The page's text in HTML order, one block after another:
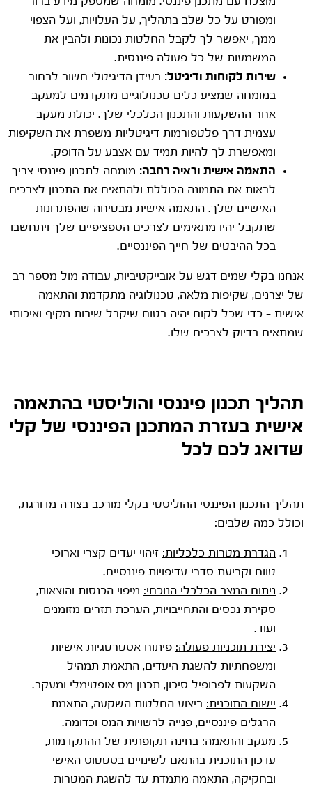
ומפורט על כל שלב בתהליך, על העלויות, ועל הצפוי
ממך, יאפשר לך לקבל החלטות נכונות ולהבין את
המשמעות של כל פעולה פיננסית.
שירות לקוחות ודיגיטל: בעידן הדיגיטלי חשוב לבחור
במומחה שמציע כלים טכנולוגיים מתקדמים למעקב
אחר ההשקעות והתכנון הכלכלי שלך. יכולת מעקב
עצמית דרך פלטפורמות דיגיטליות משפרת את השקיפות
ומאפשרת לך להיות תמיד עם אצבע על הדופק.
התאמה אישית וראיה רחבה: מומחה לתכנון פיננסי צריך
לראות את התמונה הכוללת ולהתאים את התכנון לצרכים
האישיים שלך. התאמה אישית מבטיחה שהפתרונות
שתקבל יהיו מתאימים לצרכים הספציפיים שלך ויתחשבו
בכל ההיבטים של חייך הפיננסיים.
אנחנו בקלי שמים דגש על אובייקטיביות, עבודה מול מספר רב
של יצרנים, שקיפות מלאה, טכנולוגיה מתקדמת והתאמה
אישית – כדי שכל לקוח יהיה בטוח שיקבל שירות מקיף ואיכותי
שמתאים בדיוק לצרכים שלו.
תהליך תכנון פיננסי והוליסטי בהתאמה
אישית בעזרת המתכנן הפיננסי של קלי
שדואג לכם לכל
תהליך התכנון הפיננסי ההוליסטי בקלי מורכב בצורה מדורגת,
וכולל כמה שלבים:
הגדרת מטרות כלכליות: זיהוי יעדים קצרי וארוכי
טווח וקביעת סדרי עדיפויות פיננסיים.
ניתוח המצב הכלכלי הנוכחי: מיפוי הכנסות והוצאות,
סקירת נכסים והתחייבויות, הערכת תזרים מזומנים
ועוד.
יצירת תוכניות פעולה: פיתוח אסטרטגיות אישיות
ומשפחתיות להשגת היעדים, התאמת תמהיל
השקעות לפרופיל סיכון, תכנון מס אופטימלי ומעקב.
יישום התוכנית: ביצוע החלטות השקעה, התאמת
הרגלים פיננסיים, פנייה לרשויות המס וכדומה.
מעקב והתאמה: בחינה תקופתית של ההתקדמות,
עדכון התוכנית בהתאם לשינויים בסטטוס האישי
ובחקיקה, התאמה מתמדת עד להשגת המטרות